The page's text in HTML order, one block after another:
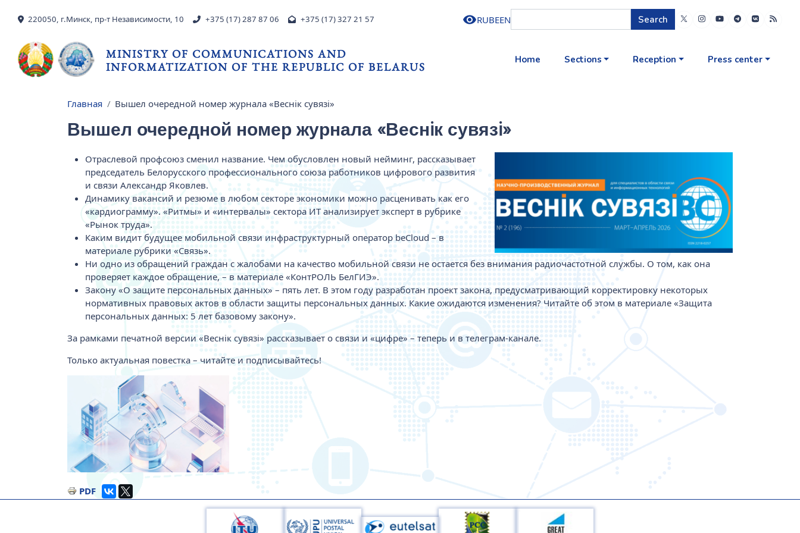
220050, г.Минск, пр-т Независимости, 10 +375 (17) 287 87 06 +375 (17) 327 21 57 RUBEEN Search
MINISTRY OF COMMUNICATIONS AND
INFORMATIZATION OF THE REPUBLIC OF BELARUS
Home Sections Reception Press center
Breadcrumb
Главная Вышел очередной номер журнала «Веснiк сувязi»
Вышел очередной номер журнала «Веснiк сувязi»
Отраслевой профсоюз сменил название. Чем обусловлен новый нейминг, рассказывает
председатель Белорусского профессионального союза работников цифрового развития
и связи Александр Яковлев.
Динамику вакансий и резюме в любом секторе экономики можно расценивать как его
«кардиограмму». «Ритмы» и «интервалы» сектора ИТ анализирует эксперт в рубрике
«Рынок труда».
Каким видит будущее мобильной связи инфраструктурный оператор beCloud – в
материале рубрики «Связь».
Ни одно из обращений граждан с жалобами на качество мобильной связи не остается без внимания радиочастотной службы. О том, как она
проверяет каждое обращение, – в материале «КонтРОЛЬ БелГИЭ».
Закону «О защите персональных данных» – пять лет. В этом году разработан проект закона, предусматривающий корректировку некоторых
нормативных правовых актов в области защиты персональных данных. Какие ожидаются изменения? Читайте об этом в материале «Защита
персональных данных: 5 лет базовому закону».
За рамками печатной версии «Веснік сувязі» рассказывает о связи и «цифре» – теперь и в телеграм-канале.
Только актуальная повестка – читайте и подписывайтесь!
Изображение
PDF